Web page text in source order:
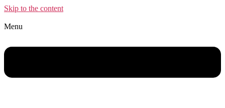
Skip to the content
Menu